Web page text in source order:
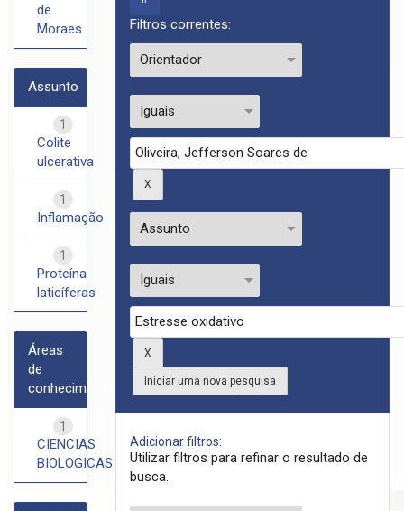
Filtros correntes:
Iniciar uma nova pesquisa
Adicionar filtros:
Utilizar filtros para refinar o resultado de
busca.
de
Moraes
Assunto
1
Colite
ulcerativa
1
Inflamação
1
Proteína
laticíferas
Áreas
de
conhecimento
1
CIENCIAS
BIOLOGICAS